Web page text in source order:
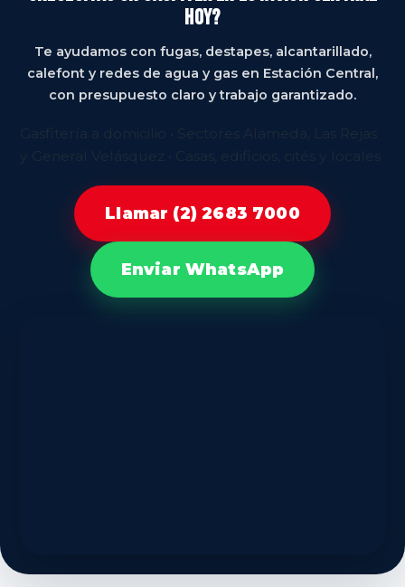
dejar la instalación segura.hoy?
Te ayudamos con fugas, destapes, alcantarillado,
calefont y redes de agua y gas en Estación Central,
con presupuesto claro y trabajo garantizado.
Gasfitería a domicilio • Sectores Alameda, Las Rejas
y General Velásquez • Casas, edificios, cités y locales
Llamar (2) 2683 7000
Enviar WhatsApp